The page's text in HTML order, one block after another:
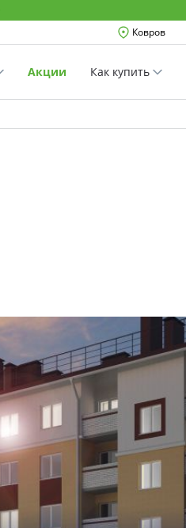
Ковров
Акции Как купить